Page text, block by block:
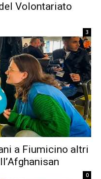
Volontariato
3
a Fiumicino altri
0